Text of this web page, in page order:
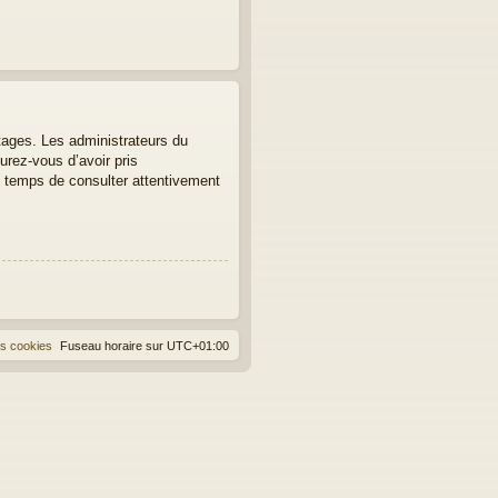
Les administrateurs du
vous d’avoir pris
de consulter attentivement
Fuseau horaire sur UTC+01:00
cookies